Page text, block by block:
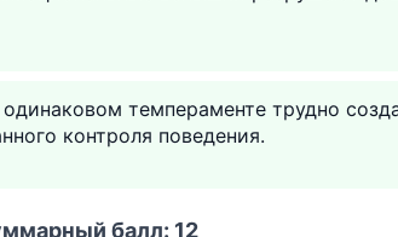
темпераменте трудно
контроля поведения.
балл: 12